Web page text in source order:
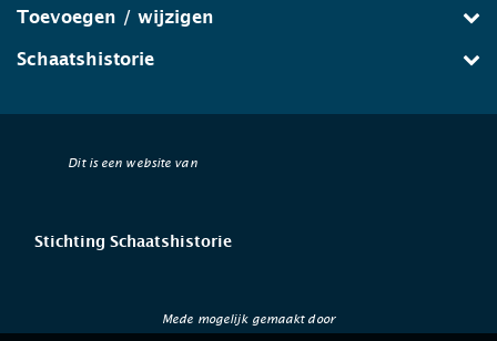
Toevoegen / wijzigen
Schaatshistorie
Dit is een website van
Stichting Schaatshistorie
Mede mogelijk gemaakt door